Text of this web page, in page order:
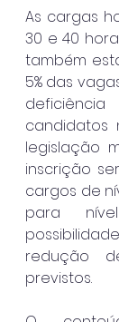
As cargas
30 e 40
também
5% das
candidatos
legislação
inscrição
cargos de
para
redução
previstos.